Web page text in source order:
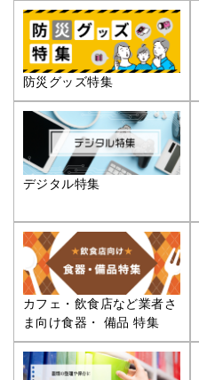
防災グッズ特集
デジタル特集
カフェ・飲食店など業者さ
ま向け食器・ 備品 特集